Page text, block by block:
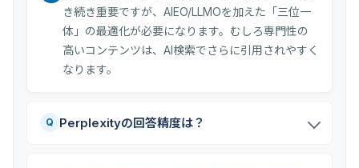
き続き重要ですが、AIEO/LLMOを加えた「三位一
体」の最適化が必要になります。むしろ専門性の
高いコンテンツは、AI検索でさらに引用されやすく
なります。
Q Perplexityの回答精度は？